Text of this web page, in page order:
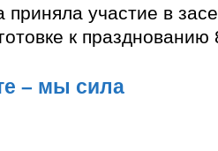
приняла участие в
к
– мы сила